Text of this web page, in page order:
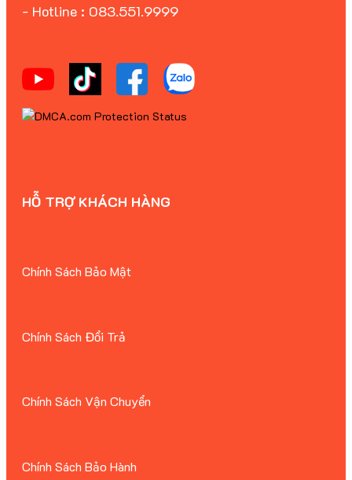
- Hotline : 083.551.9999
HỖ TRỢ KHÁCH HÀNG
Chính Sách Bảo Mật
Chính Sách Đổi Trả
Chính Sách Vận Chuyển
Chính Sách Bảo Hành